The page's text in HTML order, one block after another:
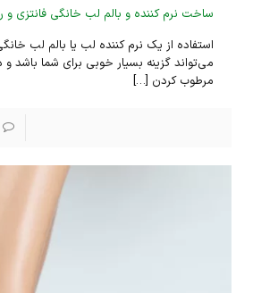
ساخت نرم کننده و بالم لب خانگی فانتزی و
استفاده از یک نرم کننده لب یا بالم لب
می‌تواند گزینه بسیار خوبی برای شما باشد
مرطوب کردن […]